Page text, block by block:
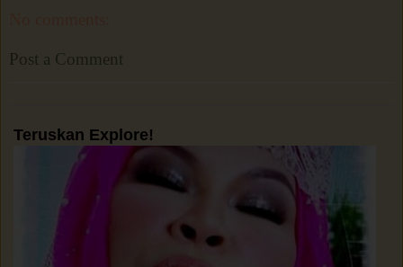
Post a Comment
Teruskan Explore!